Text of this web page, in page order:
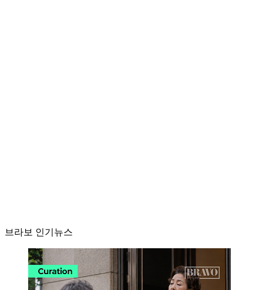
브라보 인기뉴스